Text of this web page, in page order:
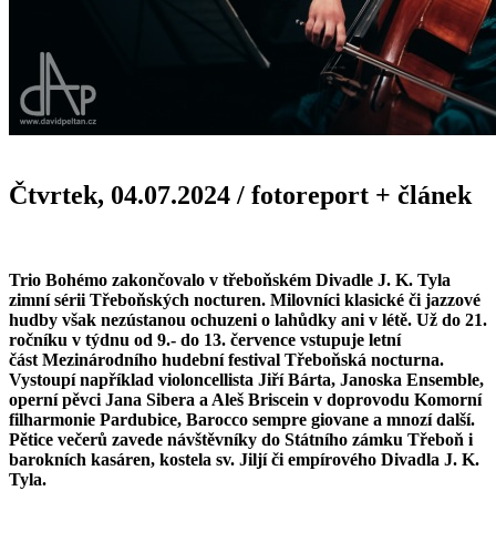
Čtvrtek, 04.07.2024 / fotoreport + článek
Trio Bohémo zakončovalo v třeboňském Divadle J. K. Tyla
zimní sérii Třeboňských nocturen. Milovníci klasické či jazzové
hudby však nezústanou ochuzeni o lahůdky ani v létě. Už do 21.
ročníku v týdnu od 9.- do 13. července vstupuje letní
část Mezinárodního hudební festival Třeboňská nocturna.
Vystoupí například violoncellista Jiří Bárta, Janoska Ensemble,
operní pěvci Jana Sibera a Aleš Briscein v doprovodu Komorní
filharmonie Pardubice, Barocco sempre giovane a mnozí další.
Pětice večerů zavede návštěvníky do Státního zámku Třeboň i
barokních kasáren, kostela sv. Jiljí či empírového Divadla J. K.
Tyla.